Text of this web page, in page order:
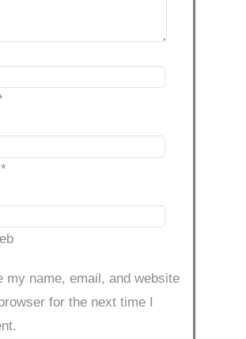
*
my name, email, and website
for the next time I